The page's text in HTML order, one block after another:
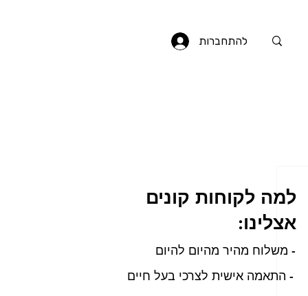
להתחברות
למה לקוחות קונים
אצלינו:
- משלוח מהיר מהיום להיום
- התאמה אישית לצרכי בעל חיים